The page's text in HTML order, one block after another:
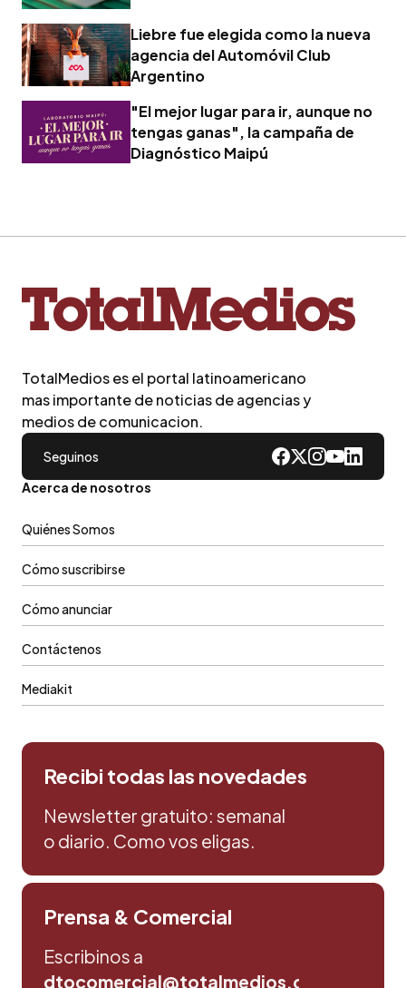
Liebre fue elegida como la nueva
agencia del Automóvil Club
Argentino
"El mejor lugar para ir, aunque no
tengas ganas", la campaña de
Diagnóstico Maipú
TotalMedios es el portal latinoamericano
mas importante de noticias de agencias y
medios de comunicacion.
Seguinos
Acerca de nosotros
Quiénes Somos
Cómo suscribirse
Cómo anunciar
Contáctenos
Mediakit
Recibi todas las novedades
Newsletter gratuito: semanal
o diario. Como vos eligas.
Prensa & Comercial
Escribinos a
dtocomercial@totalmedios.com